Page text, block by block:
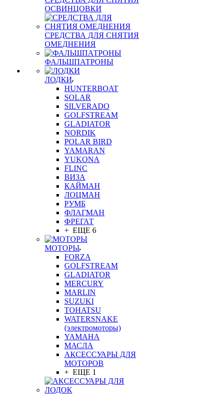
ОСВИНЦОВКИ
СРЕДСТВА ДЛЯ СНЯТИЯ
ОМЕДНЕНИЯ
ФАЛЬШПАТРОНЫ
ЛОДКИ
HUNTERBOAT
SOLAR
SILVERADO
GOLFSTREAM
GLADIATOR
NORDIK
POLAR BIRD
YAMARAN
YUKONA
FLINC
ВИЗА
КАЙМАН
ЛОЦМАН
РУМБ
ФЛАГМАН
ФРЕГАТ
+ ЕЩЕ 6
МОТОРЫ
FORZA
GOLFSTREAM
GLADIATOR
MERCURY
MARLIN
SUZUKI
TOHATSU
WATERSNAKE
(электромоторы)
YAMAHA
МАСЛА
АКСЕССУАРЫ ДЛЯ
МОТОРОВ
+ ЕЩЕ 1